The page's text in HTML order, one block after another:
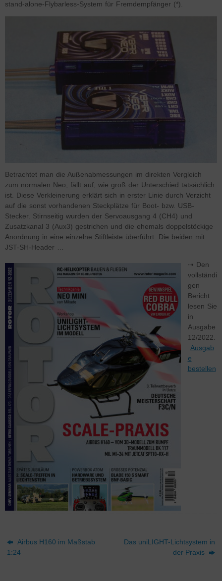
stand-alone-Flybarless-System für Fremdempfänger (*).
Betrachtet man die Außenabmessungen im direkten Vergleich
zum normalen Neo, fällt auf, wie groß der Unterschied tatsächlich
ist. Diese Verkleinerung erklärt sich in erster Linie durch Verzicht
auf die sonst vorhandenen Steckplätze für Boot- bzw. USB-
Stecker. Stirnseitig wurden der Servoausgang 4 (CH4) und
Zusatzkanal 3 (Aux3) gestrichen und die ehemals doppelstöckige
Anordnung in eine einzelne Stiftleiste überführt. Die beiden mit
JST-SH-Header …
⇢ Den
vollständi
gen
Bericht
lesen Sie
in
Ausgabe
12/2022.
Ausgab
e
bestellen
Airbus H160 im Maßstab
1:24
Das uniLIGHT-Lichtsystem in
der Praxis